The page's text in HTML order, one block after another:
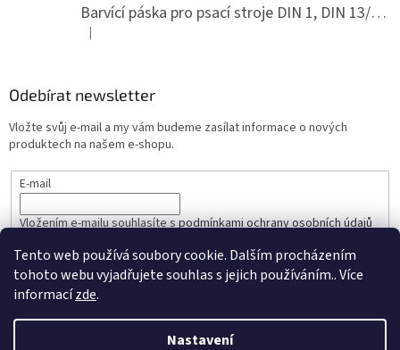
Tento web používá soubory cookie. Dalším procházením
tohoto webu vyjadřujete souhlas s jejich používáním.. Více
informacízde.
Nastavení
Barvící páska pro psací stroje DIN 1, DIN 13/10, LAND, PA červenočerná
Hodnocení produktu je 5 z 5 hvězdiček.
|
Odebírat newsletter
Vložte svůj e-mail a my vám budeme zasílat informace o nových
produktech na našem e-shopu.
E-mail
Vložením e-mailu souhlasíte spodmínkami ochrany osobních údajů
PŘIHLÁSIT SE
Vytvořil Shoptet